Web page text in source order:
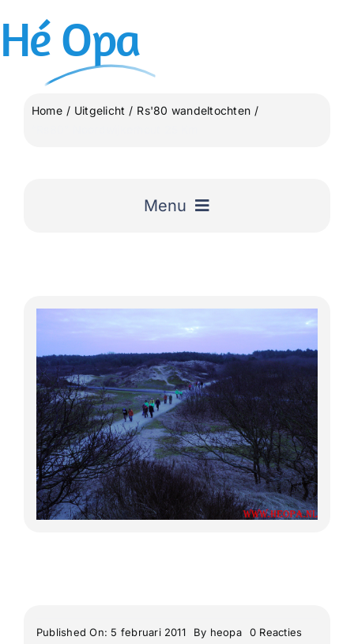
inhoud
Hé Opa
Home Uitgelicht
Rs'80 wandeltochten
Menu
Uitgelicht
Lange Afstand Wandeltochten
Meerdaagse tochten
Buitenlandse Wandelingen
Recente Wandelingen
Published On: 5 februari 2011 By heopa 0 Reactieson